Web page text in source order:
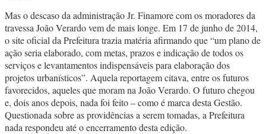
Mas o descaso da administração Jr. Finamore com os moradores da
travessa João Verardo vem de mais longe. Em 17 de junho de 2014,
o site oficial da Prefeitura trazia matéria afirmando que “um plano de
ação seria elaborado, com metas, prazos e indicação de todos os
serviços e levantamentos indispensáveis para elaboração dos
projetos urbanísticos”. Aquela reportagem citava, entre os futuros
favorecidos, aqueles que moram na João Verardo. O futuro chegou
e, dois anos depois, nada foi feito – como é marca desta Gestão.
Questionada sobre as providências a serem tomadas, a Prefeitura
nada respondeu até o encerramento desta edição.